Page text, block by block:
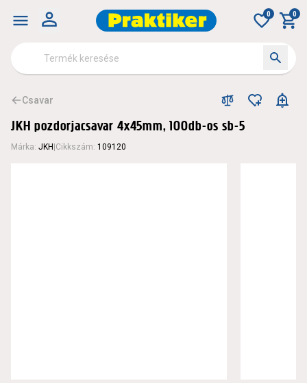
0 0
Csavar
JKH pozdorjacsavar 4x45mm, 100db-os sb-5
Márka: JKH Cikkszám: 109120